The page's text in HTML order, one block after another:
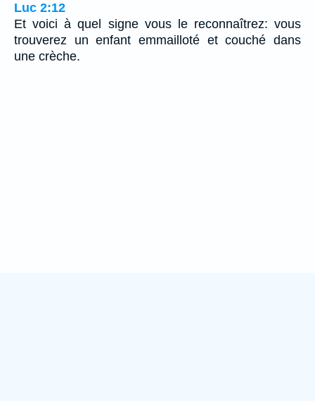
Luc 2:12
Et voici à quel signe vous le reconnaîtrez: vous
trouverez un enfant emmailloté et couché dans
une crèche.